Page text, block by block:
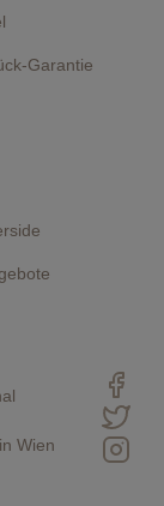
Garantie
Wien